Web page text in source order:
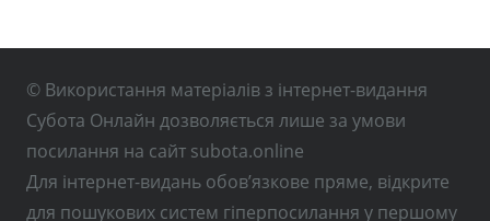
© Використання матеріалів з інтернет-видання
Субота Онлайн дозволяється лише за умови
посилання на сайт subota.online
Для інтернет-видань обов’язкове пряме, відкрите
для пошукових систем гіперпосилання у першому